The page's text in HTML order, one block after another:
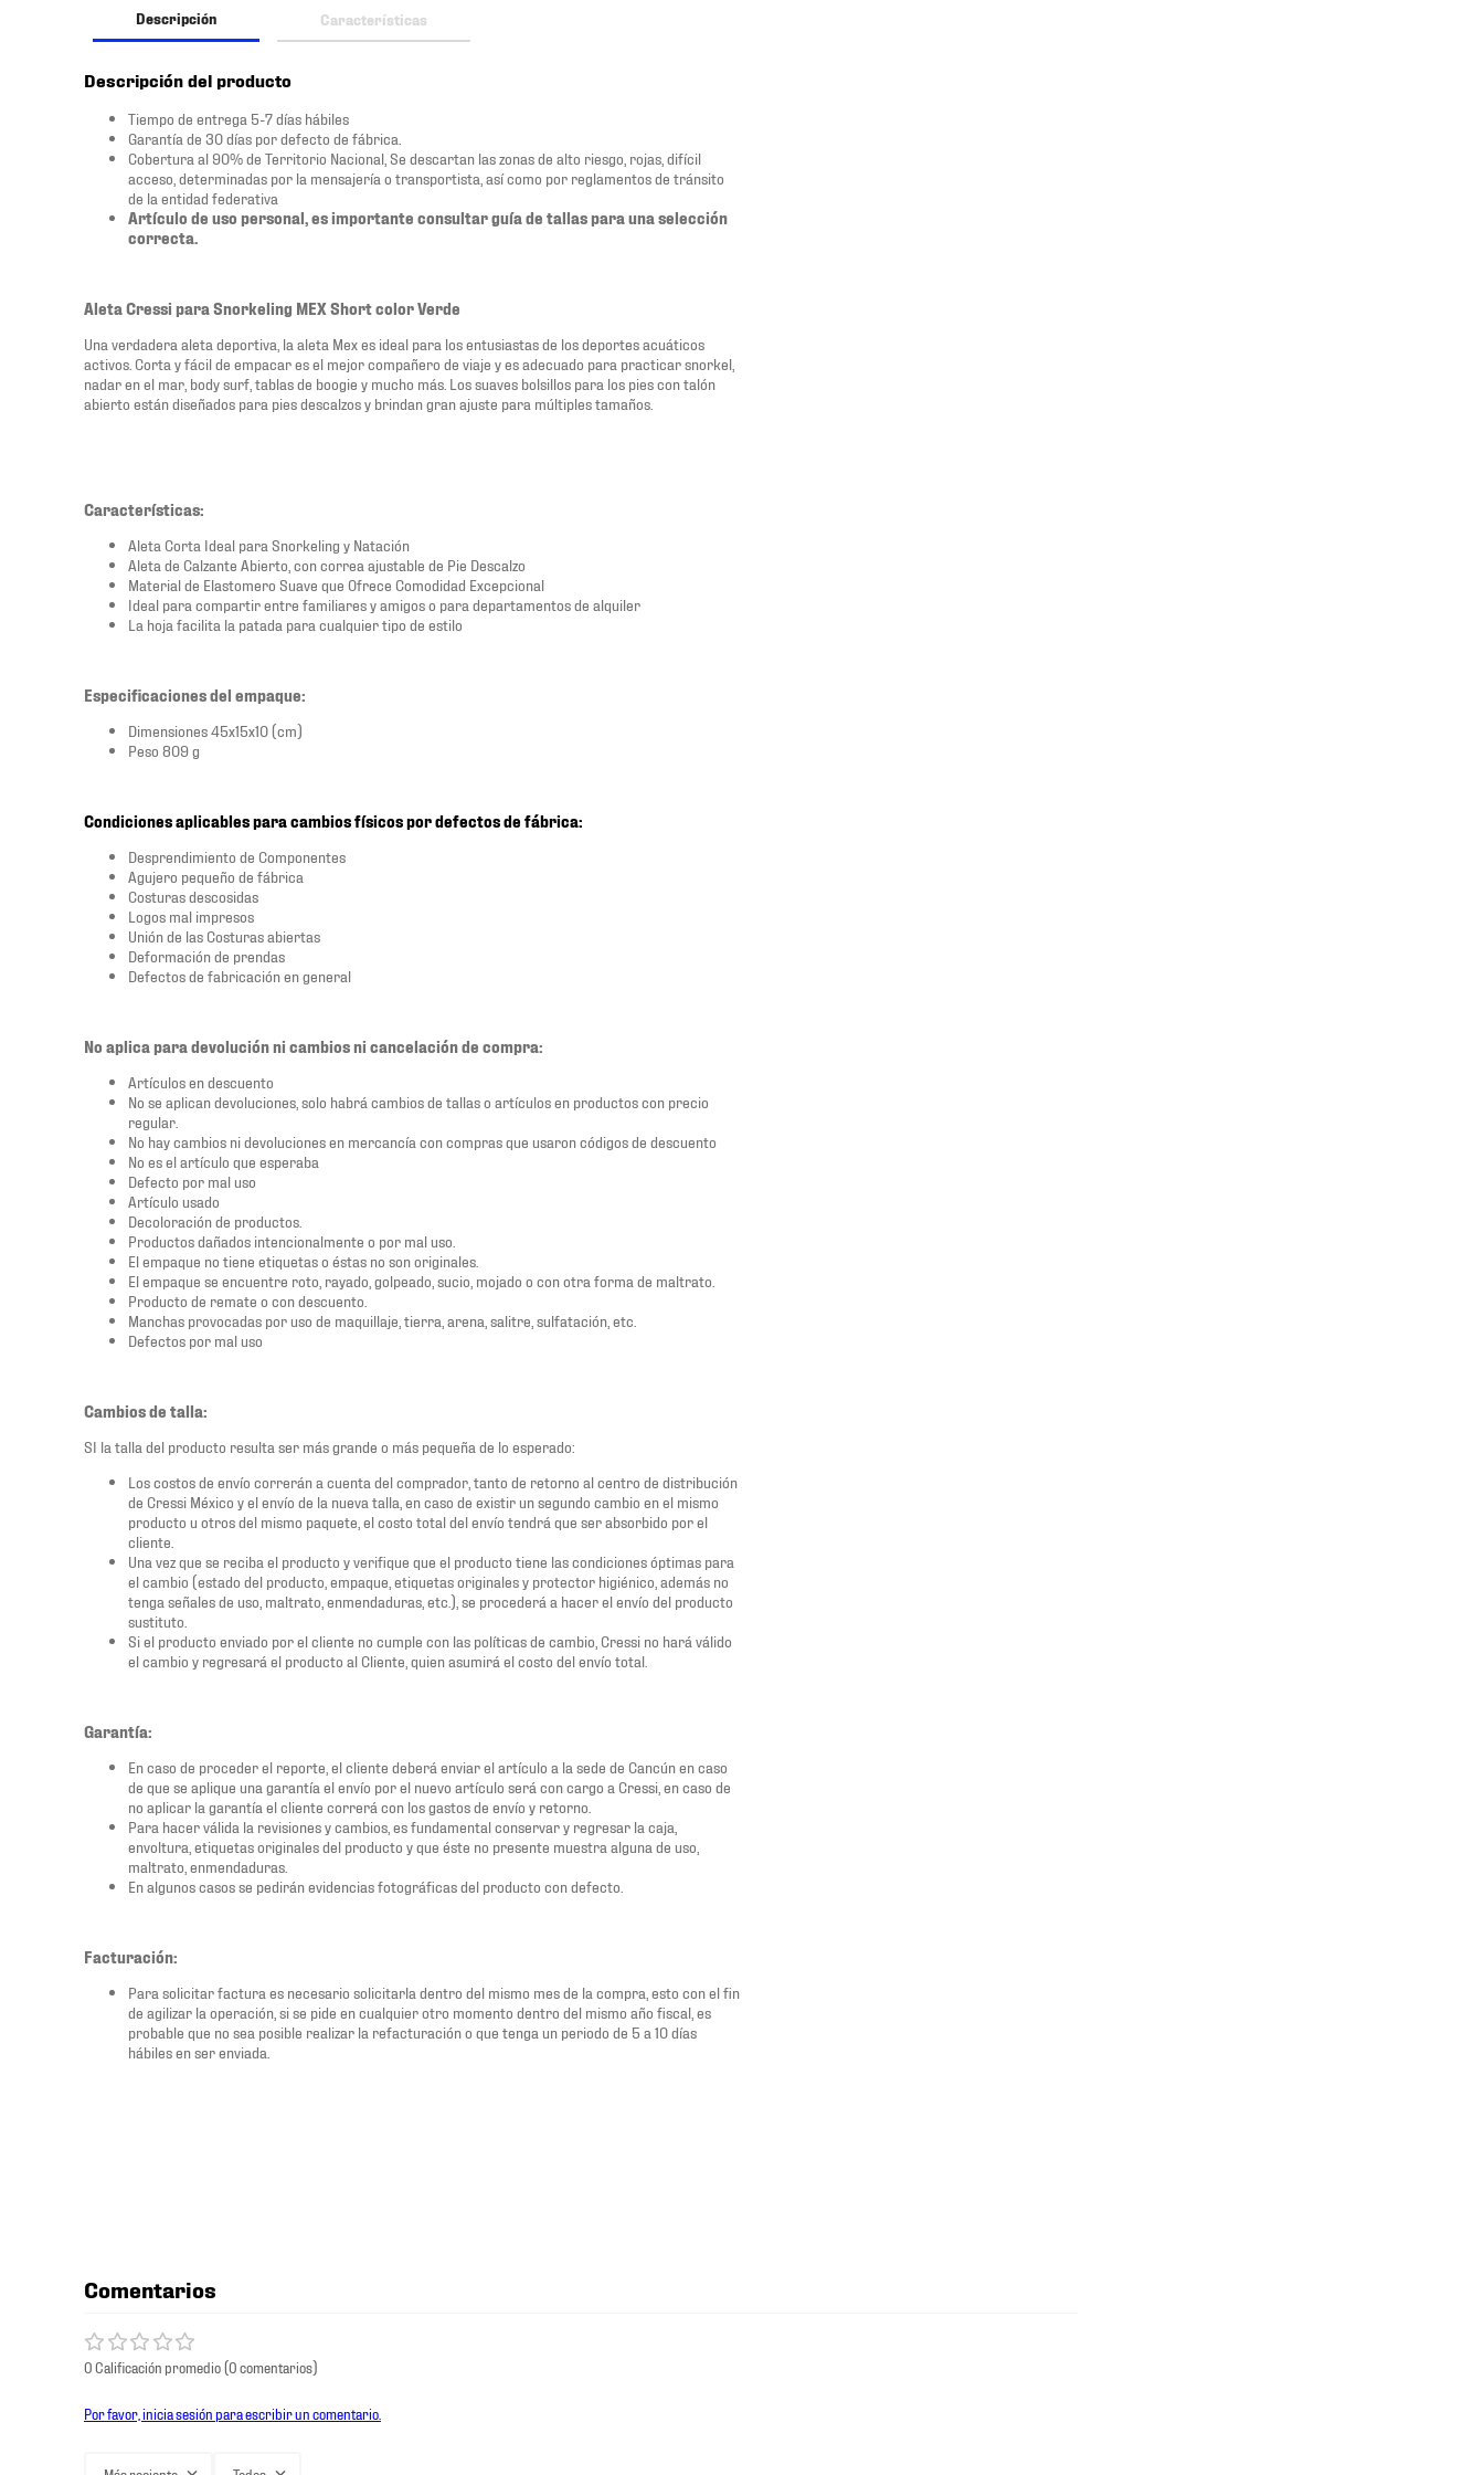
Descripción Características
Descripción del producto
Tiempo de entrega 5-7 días hábiles
Garantía de 30 días por defecto de fábrica.
Cobertura al 90% de Territorio Nacional, Se descartan las zonas de alto riesgo, rojas, difícil
acceso, determinadas por la mensajería o transportista, así como por reglamentos de tránsito
de la entidad federativa
Artículo de uso personal, es importante consultar guía de tallas para una selección
correcta.
Aleta Cressi para Snorkeling MEX Short color Verde
Una verdadera aleta deportiva, la aleta Mex es ideal para los entusiastas de los deportes acuáticos
activos. Corta y fácil de empacar es el mejor compañero de viaje y es adecuado para practicar snorkel,
nadar en el mar, body surf, tablas de boogie y mucho más. Los suaves bolsillos para los pies con talón
abierto están diseñados para pies descalzos y brindan gran ajuste para múltiples tamaños.
Características:
Aleta Corta Ideal para Snorkeling y Natación
Aleta de Calzante Abierto, con correa ajustable de Pie Descalzo
Material de Elastomero Suave que Ofrece Comodidad Excepcional
Ideal para compartir entre familiares y amigos o para departamentos de alquiler
La hoja facilita la patada para cualquier tipo de estilo
Especificaciones del empaque:
Dimensiones 45x15x10 (cm)
Peso 809 g
Condiciones aplicables para cambios físicos por defectos de fábrica:
Desprendimiento de Componentes
Agujero pequeño de fábrica
Costuras descosidas
Logos mal impresos
Unión de las Costuras abiertas
Deformación de prendas
Defectos de fabricación en general
No aplica para devolución ni cambios ni cancelación de compra:
Artículos en descuento
No se aplican devoluciones, solo habrá cambios de tallas o artículos en productos con precio
regular.
No hay cambios ni devoluciones en mercancía con compras que usaron códigos de descuento
No es el artículo que esperaba
Defecto por mal uso
Artículo usado
Decoloración de productos.
Productos dañados intencionalmente o por mal uso.
El empaque no tiene etiquetas o éstas no son originales.
El empaque se encuentre roto, rayado, golpeado, sucio, mojado o con otra forma de maltrato.
Producto de remate o con descuento.
Manchas provocadas por uso de maquillaje, tierra, arena, salitre, sulfatación, etc.
Defectos por mal uso
Cambios de talla:
SI la talla del producto resulta ser más grande o más pequeña de lo esperado:
Los costos de envío correrán a cuenta del comprador, tanto de retorno al centro de distribución
de Cressi México y el envío de la nueva talla, en caso de existir un segundo cambio en el mismo
producto u otros del mismo paquete, el costo total del envío tendrá que ser absorbido por el
cliente.
Una vez que se reciba el producto y verifique que el producto tiene las condiciones óptimas para
el cambio (estado del producto, empaque, etiquetas originales y protector higiénico, además no
tenga señales de uso, maltrato, enmendaduras, etc.), se procederá a hacer el envío del producto
sustituto.
Si el producto enviado por el cliente no cumple con las políticas de cambio, Cressi no hará válido
el cambio y regresará el producto al Cliente, quien asumirá el costo del envío total.
Garantía:
En caso de proceder el reporte, el cliente deberá enviar el artículo a la sede de Cancún en caso
de que se aplique una garantía el envío por el nuevo artículo será con cargo a Cressi, en caso de
no aplicar la garantía el cliente correrá con los gastos de envío y retorno.
Para hacer válida la revisiones y cambios, es fundamental conservar y regresar la caja,
envoltura, etiquetas originales del producto y que éste no presente muestra alguna de uso,
maltrato, enmendaduras.
En algunos casos se pedirán evidencias fotográficas del producto con defecto.
Facturación:
Para solicitar factura es necesario solicitarla dentro del mismo mes de la compra, esto con el fin
de agilizar la operación, si se pide en cualquier otro momento dentro del mismo año fiscal, es
probable que no sea posible realizar la refacturación o que tenga un periodo de 5 a 10 días
hábiles en ser enviada.
Comentarios
0 Calificación promedio(0 comentarios)
Por favor, inicia sesión para escribir un comentario.